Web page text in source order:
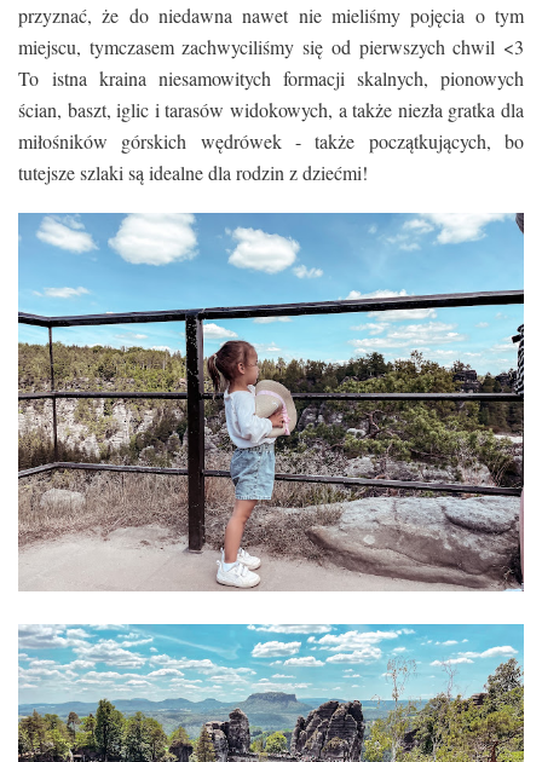
przyznać, że do niedawna nawet nie mieliśmy pojęcia o tym
miejscu, tymczasem zachwyciliśmy się od pierwszych chwil <3
To istna kraina niesamowitych formacji skalnych, pionowych
ścian, baszt, iglic i tarasów widokowych, a także niezła gratka dla
miłośników górskich wędrówek - także początkujących, bo
tutejsze szlaki są idealne dla rodzin z dziećmi!